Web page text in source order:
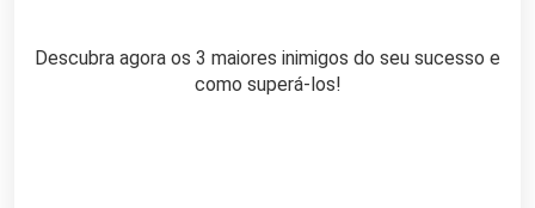
Descubra agora os 3 maiores inimigos do seu sucesso e
como superá-los!